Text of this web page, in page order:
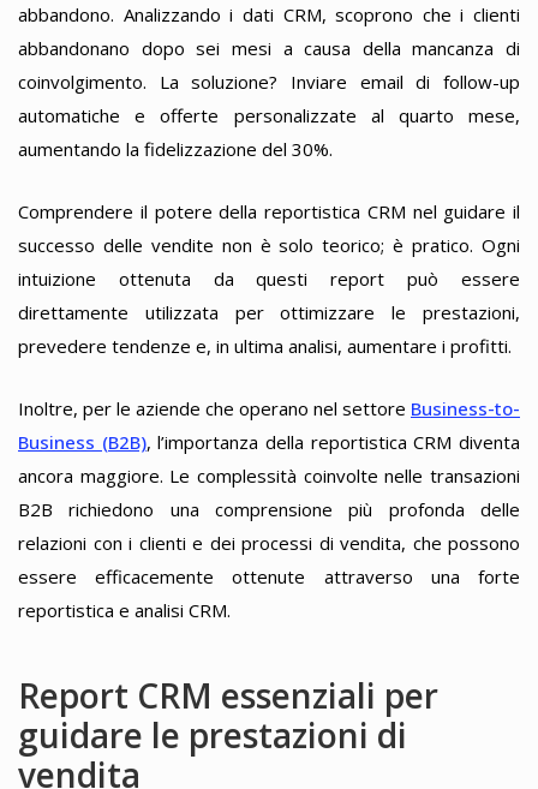
abbandono. Analizzando i dati CRM, scoprono che i clienti
abbandonano dopo sei mesi a causa della mancanza di
coinvolgimento. La soluzione? Inviare email di follow-up
automatiche e offerte personalizzate al quarto mese,
aumentando la fidelizzazione del 30%.
Comprendere il potere della reportistica CRM nel guidare il
successo delle vendite non è solo teorico; è pratico. Ogni
intuizione ottenuta da questi report può essere
direttamente utilizzata per ottimizzare le prestazioni,
prevedere tendenze e, in ultima analisi, aumentare i profitti.
Inoltre, per le aziende che operano nel settore Business-to-
Business (B2B), l’importanza della reportistica CRM diventa
ancora maggiore. Le complessità coinvolte nelle transazioni
B2B richiedono una comprensione più profonda delle
relazioni con i clienti e dei processi di vendita, che possono
essere efficacemente ottenute attraverso una forte
reportistica e analisi CRM.
Report CRM essenziali per
guidare le prestazioni di
vendita